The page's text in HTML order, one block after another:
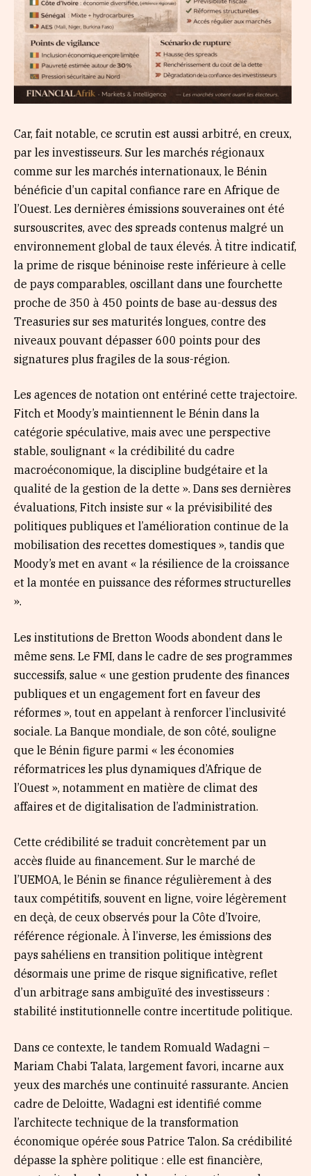
Car, fait notable, ce scrutin est aussi arbitré, en creux,
par les investisseurs. Sur les marchés régionaux
comme sur les marchés internationaux, le Bénin
bénéficie d’un capital confiance rare en Afrique de
l’Ouest. Les dernières émissions souveraines ont été
sursouscrites, avec des spreads contenus malgré un
environnement global de taux élevés. À titre indicatif,
la prime de risque béninoise reste inférieure à celle
de pays comparables, oscillant dans une fourchette
proche de 350 à 450 points de base au-dessus des
Treasuries sur ses maturités longues, contre des
niveaux pouvant dépasser 600 points pour des
signatures plus fragiles de la sous-région.
Les agences de notation ont entériné cette trajectoire.
Fitch et Moody’s maintiennent le Bénin dans la
catégorie spéculative, mais avec une perspective
stable, soulignant « la crédibilité du cadre
macroéconomique, la discipline budgétaire et la
qualité de la gestion de la dette ». Dans ses dernières
évaluations, Fitch insiste sur « la prévisibilité des
politiques publiques et l’amélioration continue de la
mobilisation des recettes domestiques », tandis que
Moody’s met en avant « la résilience de la croissance
et la montée en puissance des réformes structurelles
».
Les institutions de Bretton Woods abondent dans le
même sens. Le FMI, dans le cadre de ses programmes
successifs, salue « une gestion prudente des finances
publiques et un engagement fort en faveur des
réformes », tout en appelant à renforcer l’inclusivité
sociale. La Banque mondiale, de son côté, souligne
que le Bénin figure parmi « les économies
réformatrices les plus dynamiques d’Afrique de
l’Ouest », notamment en matière de climat des
affaires et de digitalisation de l’administration.
Cette crédibilité se traduit concrètement par un
accès fluide au financement. Sur le marché de
l’UEMOA, le Bénin se finance régulièrement à des
taux compétitifs, souvent en ligne, voire légèrement
en deçà, de ceux observés pour la Côte d’Ivoire,
référence régionale. À l’inverse, les émissions des
pays sahéliens en transition politique intègrent
désormais une prime de risque significative, reflet
d’un arbitrage sans ambiguïté des investisseurs :
stabilité institutionnelle contre incertitude politique.
Dans ce contexte, le tandem Romuald Wadagni –
Mariam Chabi Talata, largement favori, incarne aux
yeux des marchés une continuité rassurante. Ancien
cadre de Deloitte, Wadagni est identifié comme
l’architecte technique de la transformation
économique opérée sous Patrice Talon. Sa crédibilité
dépasse la sphère politique : elle est financière,